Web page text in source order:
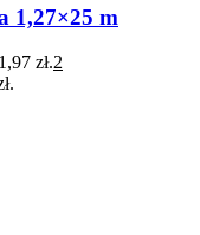
1,27×25 m
zł.2